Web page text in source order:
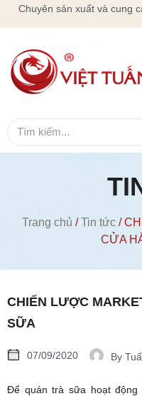
Chuyên sản xuất và cung
Trang chủ /Tin tức/
CỬA
CHIẾN LƯỢC
SỮA
07/09/2020 By
Để quán trà sữa hoạt động